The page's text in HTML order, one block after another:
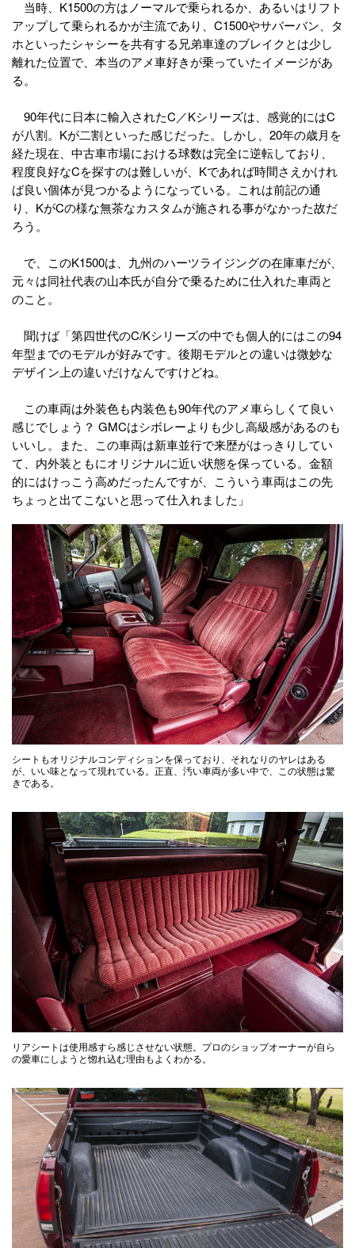
当時、K1500の方はノーマルで乗られるか、あるいはリフト
アップして乗られるかが主流であり、C1500やサバーバン、タ
ホといったシャシーを共有する兄弟車達のブレイクとは少し
離れた位置で、本当のアメ車好きが乗っていたイメージがあ
る。
90年代に日本に輸入されたC／Kシリーズは、感覚的にはC
が八割。Kが二割といった感じだった。しかし、20年の歳月を
経た現在、中古車市場における球数は完全に逆転しており、
程度良好なCを探すのは難しいが、Kであれば時間さえかけれ
ば良い個体が見つかるようになっている。これは前記の通
り、KがCの様な無茶なカスタムが施される事がなかった故だ
ろう。
で、このK1500は、九州のハーツライジングの在庫車だが、
元々は同社代表の山本氏が自分で乗るために仕入れた車両と
のこと。
聞けば「第四世代のC/Kシリーズの中でも個人的にはこの94
年型までのモデルが好みです。後期モデルとの違いは微妙な
デザイン上の違いだけなんですけどね。
この車両は外装色も内装色も90年代のアメ車らしくて良い
感じでしょう？ GMCはシボレーよりも少し高級感があるのも
いいし。また、この車両は新車並行で来歴がはっきりしてい
て、内外装ともにオリジナルに近い状態を保っている。金額
的にはけっこう高めだったんですが、こういう車両はこの先
ちょっと出てこないと思って仕入れました」
シートもオリジナルコンディションを保っており、それなりのヤレはある
が、いい味となって現れている。正直、汚い車両が多い中で、この状態は驚
きである。
リアシートは使用感すら感じさせない状態。プロのショップオーナーが自ら
の愛車にしようと惚れ込む理由もよくわかる。